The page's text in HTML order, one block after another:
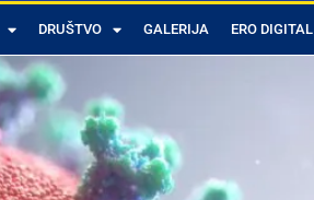
DRUŠTVO GALERIJA ERO DIGITAL